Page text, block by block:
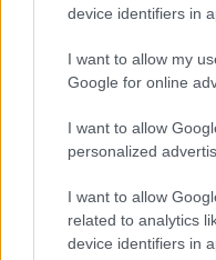
device identifiers in
I want to allow my
Google for online
I want to allow
personalized
I want to allow
related to analytics
device identifiers in
Pentele
17 éve
Köszi az infót,de tud
lautstarke
17 éve